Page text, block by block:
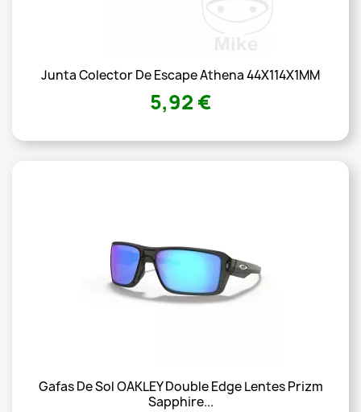
Junta Colector De Escape Athena 44X114X1MM
5,92 €
Gafas De Sol OAKLEY Double Edge Lentes Prizm
Sapphire...